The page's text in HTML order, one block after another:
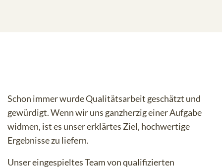
Schon immer wurde Qualitätsarbeit geschätzt und
gewürdigt. Wenn wir uns ganzherzig einer Aufgabe
widmen, ist es unser erklärtes Ziel, hochwertige
Ergebnisse zu liefern.
Unser eingespieltes Team von qualifizierten